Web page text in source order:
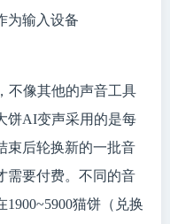
为输入设备
不像其他的声音工具
饼AI变声采用的是每
束后轮换新的一批音
需要付费。不同的音
猫饼（兑换